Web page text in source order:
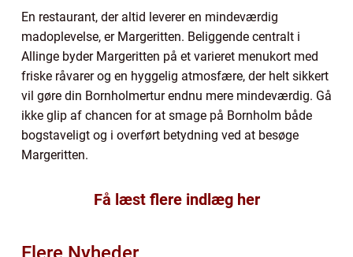
En restaurant, der altid leverer en mindeværdig
madoplevelse, er Margeritten. Beliggende centralt i
Allinge byder Margeritten på et varieret menukort med
friske råvarer og en hyggelig atmosfære, der helt sikkert
vil gøre din Bornholmertur endnu mere mindeværdig. Gå
ikke glip af chancen for at smage på Bornholm både
bogstaveligt og i overført betydning ved at besøge
Margeritten.
Få læst flere indlæg her